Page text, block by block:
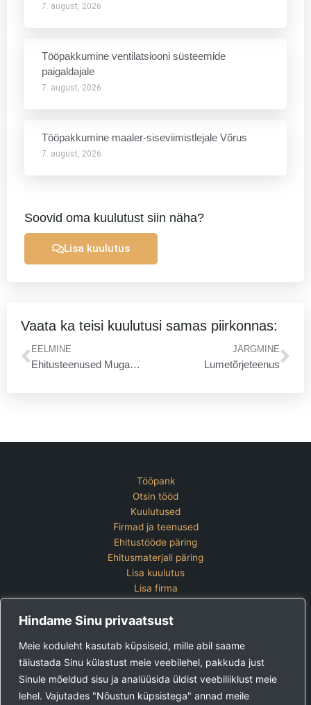
Hindame Sinu privaatsust
Meie koduleht kasutab küpsiseid, mille abil saame
täiustada Sinu külastust meie veebilehel, pakkuda just
Sinule mõeldud sisu ja analüüsida üldist veebiliiklust meie
lehel. Vajutades "Nõustun küpsistega" annad meile
7. august, 2026
Tööpakkumine ventilatsiooni süsteemide
paigaldajale
7. august, 2026
Tööpakkumine maaler-siseviimistlejale Võrus
7. august, 2026
Soovid oma kuulutust siin näha?
Lisa kuulutus
Vaata ka teisi kuulutusi samas piirkonnas:
Prev
EELMINE
Ehitusteenused Mugav Ehituselt
JÄRGMINE
Lumetõrjeteenus
Tööpank
Otsin tööd
Kuulutused
Firmad ja teenused
Ehitustööde päring
Ehitusmaterjali päring
Lisa kuulutus
Lisa firma
Kontakt
Lisa kuulutus
Vaata ettevõtete pakette
Ehitus24 OÜ
Tel:+372 5123 867 (E-R 9-15)